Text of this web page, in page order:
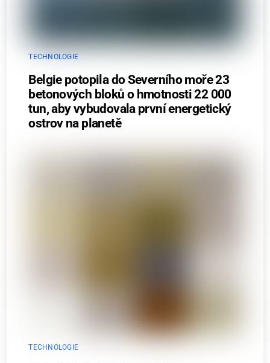
TECHNOLOGIE
Belgie potopila do Severního moře 23
betonových bloků o hmotnosti 22 000
tun, aby vybudovala první energetický
ostrov na planetě
TECHNOLOGIE